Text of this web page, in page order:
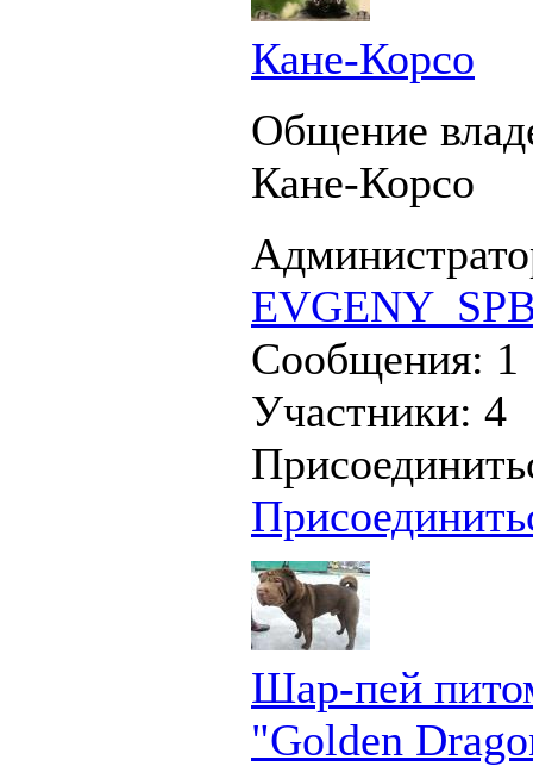
Кане-Корсо
Общение
Кане-Корсо
Сообщения: 1
Участники: 4
Шар-пей
"Golden